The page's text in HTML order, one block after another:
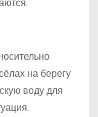
на берегу
воду для